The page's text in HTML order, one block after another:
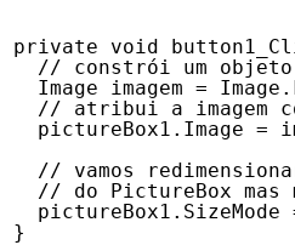
private void
// constrói um objeto
Image imagem =
// atribui a imagem
pictureBox1.Image =
// vamos
// do PictureBox mas
pictureBox1.SizeMode
}